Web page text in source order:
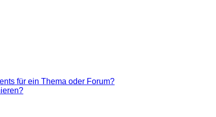
für ein Thema oder Forum?